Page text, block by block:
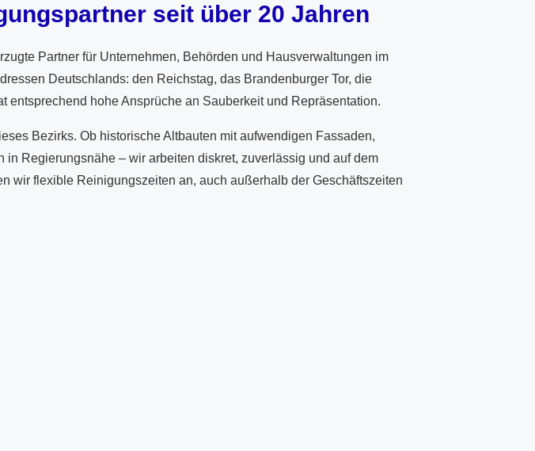
seit über 20 Jahren
Partner für Unternehmen, Behörden und Hausverwaltungen im
Deutschlands: den Reichstag, das Brandenburger Tor, die
hohe Ansprüche an Sauberkeit und Repräsentation.
Bezirks. Ob historische Altbauten mit aufwendigen Fassaden,
Regierungsnähe – wir arbeiten diskret, zuverlässig und auf dem
wir flexible Reinigungszeiten an, auch außerhalb der Geschäftszeiten